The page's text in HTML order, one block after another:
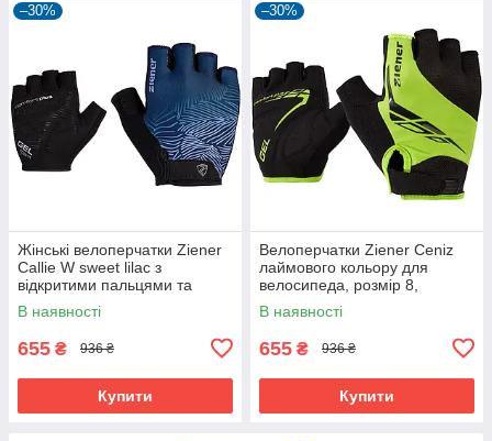
–30%
Жінські велоперчатки Ziener
Callie W sweet lilac з
відкритими пальцями та
дихаючою шкірою Amara
В наявності
655 ₴ 936 ₴
Купити
–30%
Велоперчатки Ziener Ceniz
лаймового кольору для
велосипеда, розмір 8,
зручність і захист рук
В наявності
655 ₴ 936 ₴
Купити